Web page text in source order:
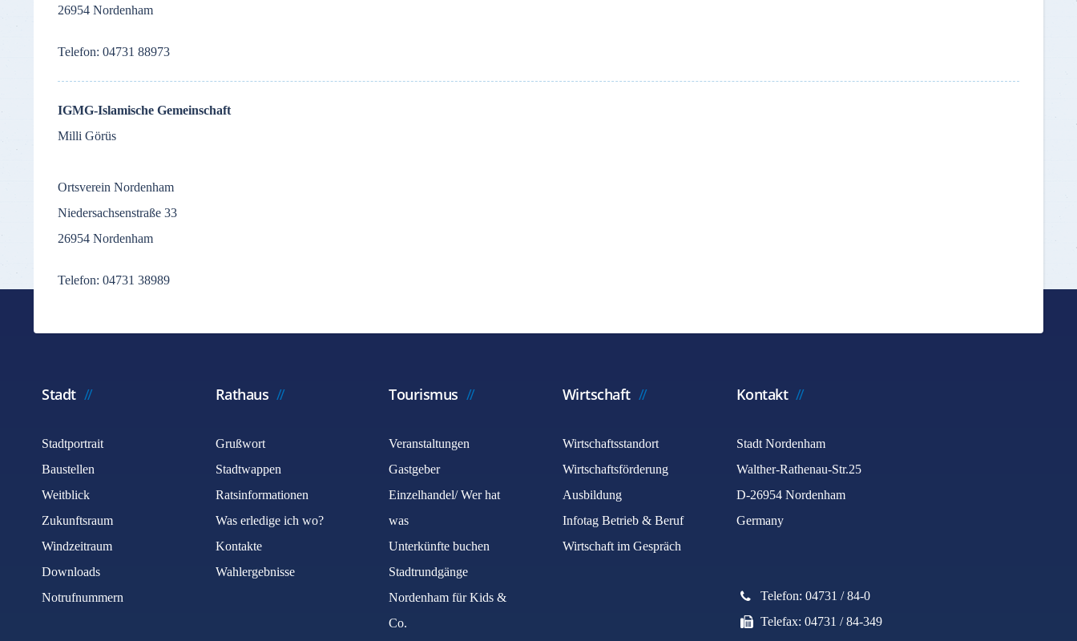
26954 Nordenham
Telefon: 04731 88973
IGMG-Islamische Gemeinschaft
Milli Görüs
Ortsverein Nordenham
Niedersachsenstraße 33
26954 Nordenham
Telefon: 04731 38989
Stadt
Stadtportrait
Baustellen
Weitblick
Zukunftsraum
Windzeitraum
Downloads
Notrufnummern
Rathaus
Grußwort
Stadtwappen
Ratsinformationen
Was erledige ich wo?
Kontakte
Wahlergebnisse
Tourismus
Veranstaltungen
Gastgeber
Einzelhandel/ Wer hat
was
Unterkünfte buchen
Stadtrundgänge
Nordenham für Kids &
Co.
Wirtschaft
Wirtschaftsstandort
Wirtschaftsförderung
Ausbildung
Infotag Betrieb & Beruf
Wirtschaft im Gespräch
Kontakt
Stadt Nordenham
Walther-Rathenau-Str.25
D-26954 Nordenham
Germany
Telefon: 04731 / 84-0
Telefax: 04731 / 84-349